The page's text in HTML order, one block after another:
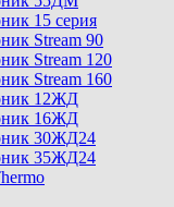
15 серия
Stream 90
Stream 120
Stream 160
12ЖД
16ЖД
30ЖД24
35ЖД24